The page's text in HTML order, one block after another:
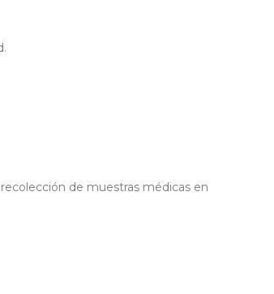
de muestras médicas en